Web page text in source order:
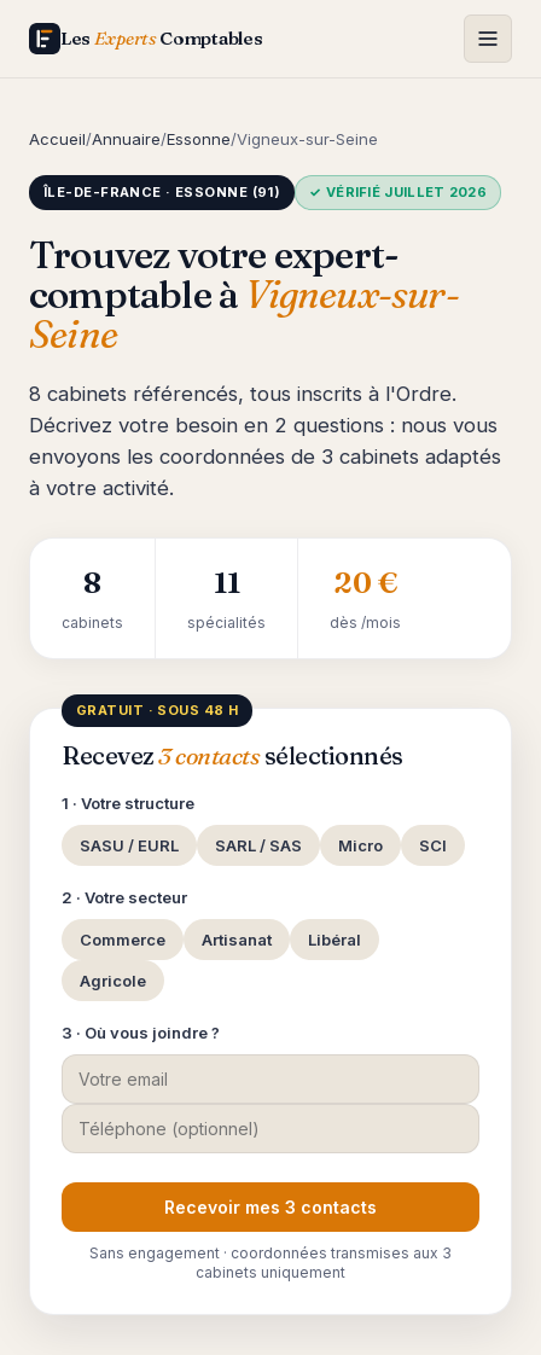
Les ExpertsComptables
Accueil/Annuaire/Essonne/Vigneux-sur-Seine
ÎLE-DE-FRANCE · ESSONNE (91) ✓ VÉRIFIÉ JUILLET 2026
Trouvez votre expert-
comptable à Vigneux-sur-
Seine
8 cabinets référencés, tous inscrits à l'Ordre.
Décrivez votre besoin en 2 questions : nous vous
envoyons les coordonnées de 3 cabinets adaptés
à votre activité.
8
cabinets
11
spécialités
20 €
dès /mois
GRATUIT · SOUS 48 H
Recevez3 contactssélectionnés
1 · Votre structure
SASU / EURL SARL / SAS Micro SCI
2 · Votre secteur
Commerce Artisanat Libéral
Agricole
3 · Où vous joindre ?
Recevoir mes 3 contacts
Sans engagement · coordonnées transmises aux 3
cabinets uniquement